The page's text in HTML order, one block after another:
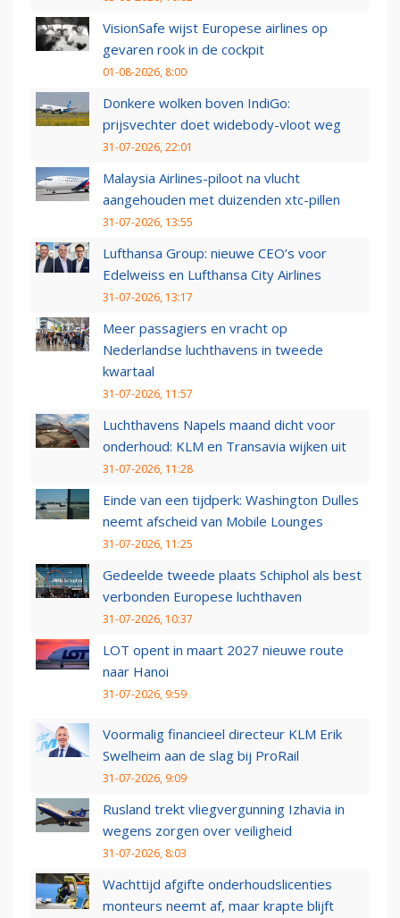
VisionSafe wijst Europese airlines op
gevaren rook in de cockpit
01-08-2026, 8:00
Donkere wolken boven IndiGo:
prijsvechter doet widebody-vloot weg
31-07-2026, 22:01
Malaysia Airlines-piloot na vlucht
aangehouden met duizenden xtc-pillen
31-07-2026, 13:55
Lufthansa Group: nieuwe CEO’s voor
Edelweiss en Lufthansa City Airlines
31-07-2026, 13:17
Meer passagiers en vracht op
Nederlandse luchthavens in tweede
kwartaal
31-07-2026, 11:57
Luchthavens Napels maand dicht voor
onderhoud: KLM en Transavia wijken uit
31-07-2026, 11:28
Einde van een tijdperk: Washington Dulles
neemt afscheid van Mobile Lounges
31-07-2026, 11:25
Gedeelde tweede plaats Schiphol als best
verbonden Europese luchthaven
31-07-2026, 10:37
LOT opent in maart 2027 nieuwe route
naar Hanoi
31-07-2026, 9:59
Voormalig financieel directeur KLM Erik
Swelheim aan de slag bij ProRail
31-07-2026, 9:09
Rusland trekt vliegvergunning Izhavia in
wegens zorgen over veiligheid
31-07-2026, 8:03
Wachttijd afgifte onderhoudslicenties
monteurs neemt af, maar krapte blijft